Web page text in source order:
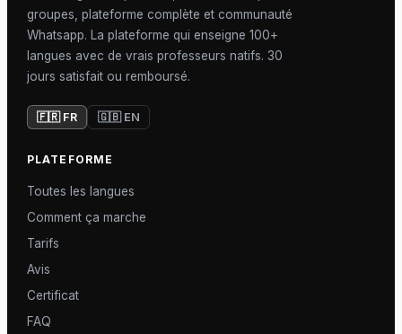
groupes, plateforme complète et communauté
Whatsapp. La plateforme qui enseigne 100+
langues avec de vrais professeurs natifs. 30
jours satisfait ou remboursé.
🇫🇷 FR 🇬🇧 EN
PLATEFORME
Toutes les langues
Comment ça marche
Tarifs
Avis
Certificat
FAQ